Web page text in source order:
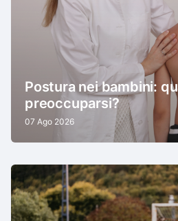
Postura nei bambini:
preoccuparsi?
07 Ago 2026